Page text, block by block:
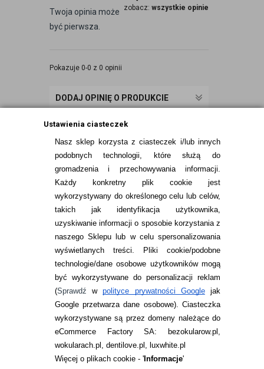
Ustawienia ciasteczek
Nasz sklep korzysta z ciasteczek i/lub innych
podobnych technologii, które służą do
gromadzenia i przechowywania informacji.
Każdy konkretny plik cookie jest
wykorzystywany do określonego celu lub celów,
takich jak identyfikacja użytkownika,
uzyskiwanie informacji o sposobie korzystania z
naszego Sklepu lub w celu spersonalizowania
wyświetlanych treści.
Pliki cookie/podobne
technologie/dane osobowe użytkowników mogą
być wykorzystywane do personalizacji reklam
(Sprawdźwpolityce prywatności Googlejak
Google przetwarza dane osobowe). Ciasteczka
wykorzystywane są przez domeny należące do
eCommerce Factory SA: bezokularow.pl,
wokularach.pl, dentilove.pl, luxwhite.pl
Więcej o plikach cookie - 'Informacje'
zobacz: wszystkie opinie
Twoja opinia może
być pierwsza.
Pokazuje 0-0 z 0 opinii
DODAJ OPINIĘ O PRODUKCIE
INFORMACJE KONTAKTOWE
JAK ZAMAWIAĆ?
ZWROTY I REKLAMACJA
WARUNKI ZAKUPÓW
RANKINGI SOCZEWEK